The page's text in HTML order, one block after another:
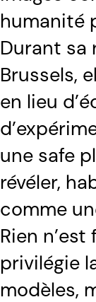
humanité
Durant sa
Brussels,
en lieu
une safe
révéler,
comme
Rien
privilégie
modèles,